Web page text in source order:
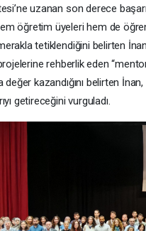
uzanan son derece
öğretim üyeleri hem de
tetiklendiğini belirten
rehberlik eden
değer kazandığını belirten
getireceğini vurguladı.